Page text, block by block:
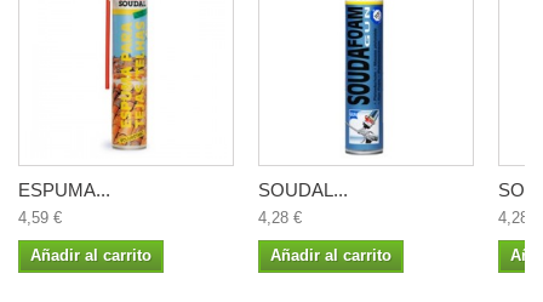
ESPUMA...
4,59 €
Añadir al carrito
SOUDAL...
4,28 €
Añadir al carrito
4,28 €